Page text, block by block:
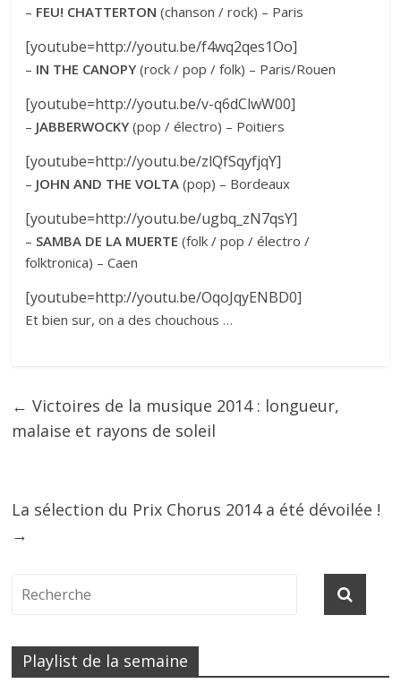
– FEU! CHATTERTON (chanson / rock) – Paris
[youtube=http://youtu.be/f4wq2qes1Oo]
– IN THE CANOPY (rock / pop / folk) – Paris/Rouen
[youtube=http://youtu.be/v-q6dClwW00]
– JABBERWOCKY (pop / électro) – Poitiers
[youtube=http://youtu.be/zlQfSqyfjqY]
– JOHN AND THE VOLTA (pop) – Bordeaux
[youtube=http://youtu.be/ugbq_zN7qsY]
– SAMBA DE LA MUERTE (folk / pop / électro /
folktronica) – Caen
[youtube=http://youtu.be/OqoJqyENBD0]
Et bien sur, on a des chouchous …
← Victoires de la musique 2014 : longueur,
malaise et rayons de soleil
La sélection du Prix Chorus 2014 a été dévoilée !
→
Playlist de la semaine